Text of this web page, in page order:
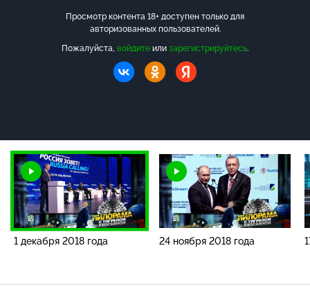
Просмотр контента 18+ доступен только для
авторизованных пользователей.
Пожалуйста, войдите или зарегистрируйтесь.
1 декабря 2018 года 24 ноября 2018 года